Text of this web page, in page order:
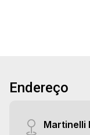
Endereço
Martinelli